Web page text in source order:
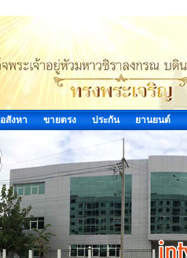
อสังหา ขายตรง ประกัน ยานยนต์